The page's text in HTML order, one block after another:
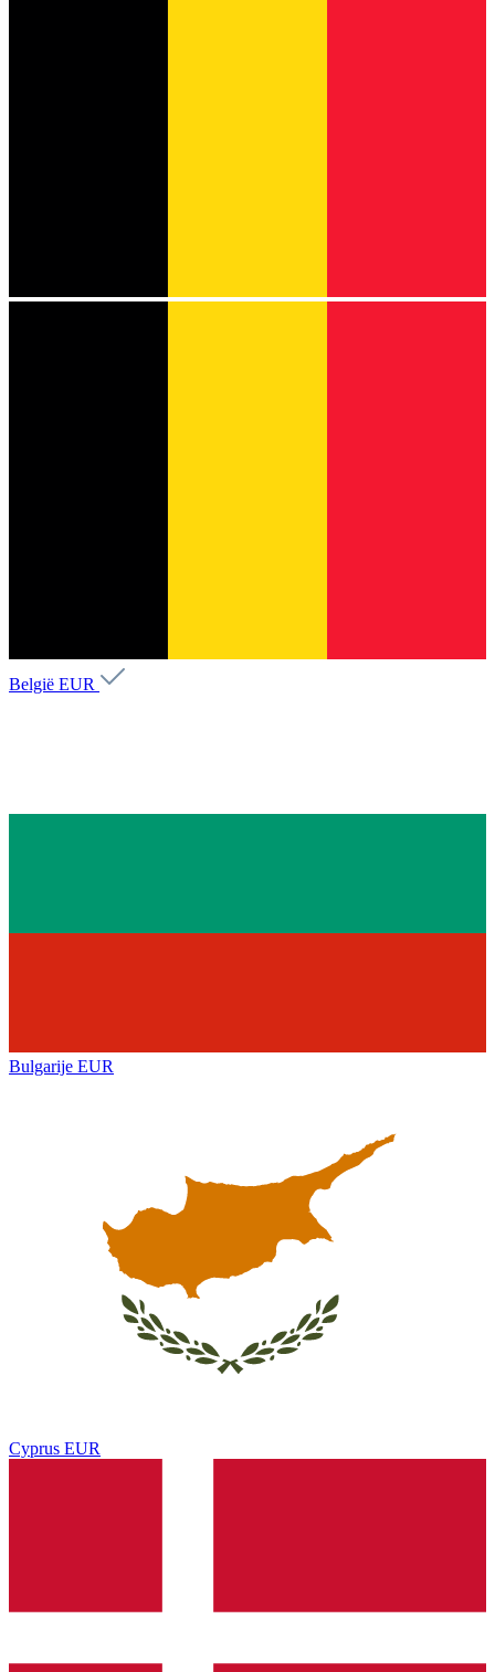
België EUR
Bulgarije EUR
Cyprus EUR